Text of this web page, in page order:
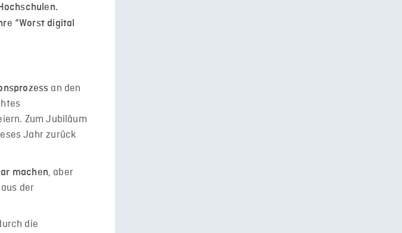
“Worst digital
an den
Zum Jubiläum
Jahr zurück
machen, aber
der
die